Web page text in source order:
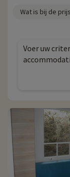
Wat is bij de
Voer uw